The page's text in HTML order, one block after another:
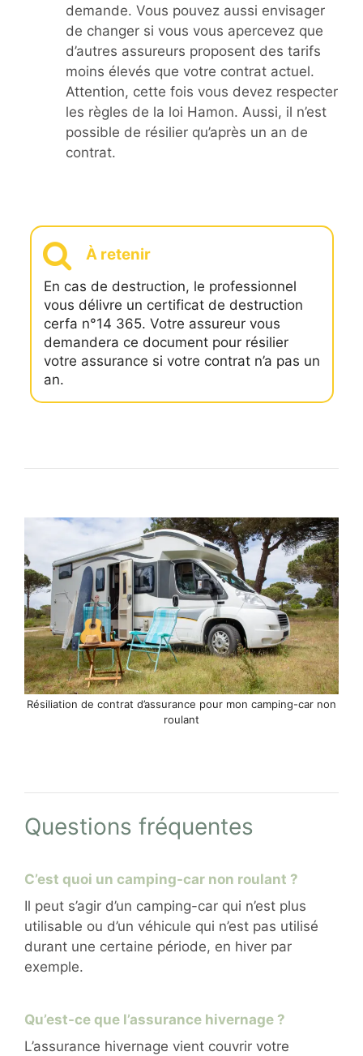
demande. Vous pouvez aussi envisager
de changer si vous vous apercevez que
d’autres assureurs proposent des tarifs
moins élevés que votre contrat actuel.
Attention, cette fois vous devez respecter
les règles de la loi Hamon. Aussi, il n’est
possible de résilier qu’après un an de
contrat.
À retenir
En cas de destruction, le professionnel
vous délivre un certificat de destruction
cerfa n°14 365. Votre assureur vous
demandera ce document pour résilier
votre assurance si votre contrat n’a pas un
an.
Résiliation de contrat d’assurance pour mon camping-car non
roulant
Questions fréquentes
C’est quoi un camping-car non roulant ?
Il peut s’agir d’un camping-car qui n’est plus
utilisable ou d’un véhicule qui n’est pas utilisé
durant une certaine période, en hiver par
exemple.
Qu’est-ce que l’assurance hivernage ?
L’assurance hivernage vient couvrir votre